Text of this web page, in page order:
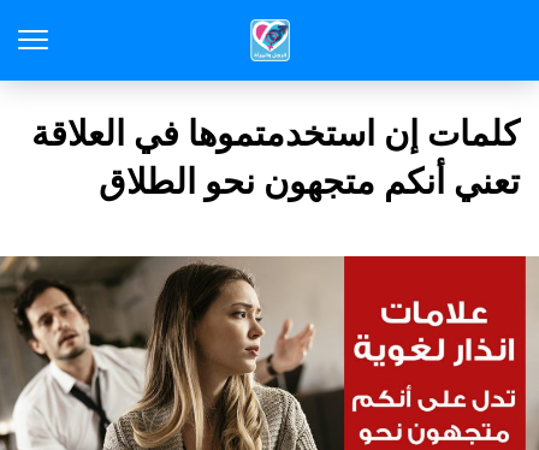
كلمات إن استخدمتموها في العلاقة
تعني أنكم متجهون نحو الطلاق